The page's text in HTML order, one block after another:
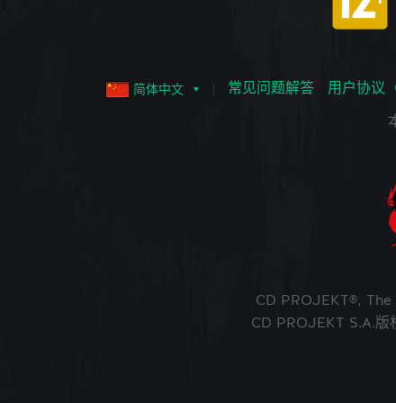
简体中文 常见问题解答 用户协议
CD PROJEKT®,
CD PROJEKT S.A.版